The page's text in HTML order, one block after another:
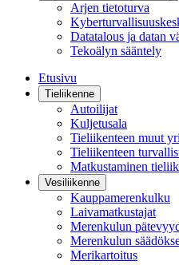
Arjen tietoturva
Datatalous ja datan
Tekoälyn sääntely
Etusivu
Tieliikenne
Autoilijat
Kuljetusala
Tieliikenteen muut
Tieliikenteen
Matkustaminen
Vesiliikenne
Kauppamerenkulku
Laivamatkustajat
Merenkulun
Merenkulun
Merikartoitus